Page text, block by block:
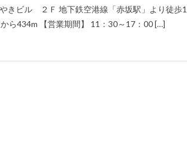
きビル ２Ｆ 地下鉄空港線「赤坂駅」より徒歩
ら434m 【営業期間】 11：30～17：00 […]